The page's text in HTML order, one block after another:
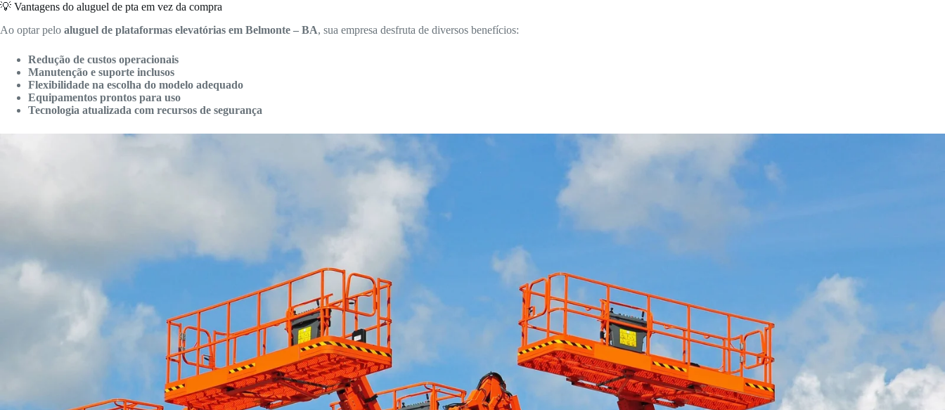
💡 Vantagens do aluguel de pta em vez da compra
Ao optar pelo aluguel de plataformas elevatórias em Belmonte – BA, sua empresa desfruta de diversos benefícios:
Redução de custos operacionais
Manutenção e suporte inclusos
Flexibilidade na escolha do modelo adequado
Equipamentos prontos para uso
Tecnologia atualizada com recursos de segurança